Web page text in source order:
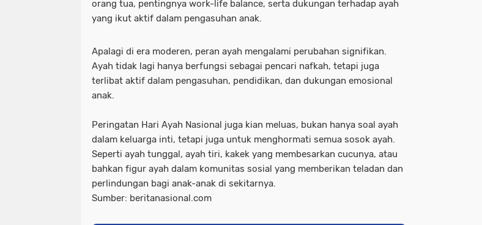
orang tua, pentingnya work-life balance, serta dukungan terhadap ayah
yang ikut aktif dalam pengasuhan anak.
Apalagi di era moderen, peran ayah mengalami perubahan signifikan.
Ayah tidak lagi hanya berfungsi sebagai pencari nafkah, tetapi juga
terlibat aktif dalam pengasuhan, pendidikan, dan dukungan emosional
anak.
Peringatan Hari Ayah Nasional juga kian meluas, bukan hanya soal ayah
dalam keluarga inti, tetapi juga untuk menghormati semua sosok ayah.
Seperti ayah tunggal, ayah tiri, kakek yang membesarkan cucunya, atau
bahkan figur ayah dalam komunitas sosial yang memberikan teladan dan
perlindungan bagi anak-anak di sekitarnya.
Sumber: beritanasional.com